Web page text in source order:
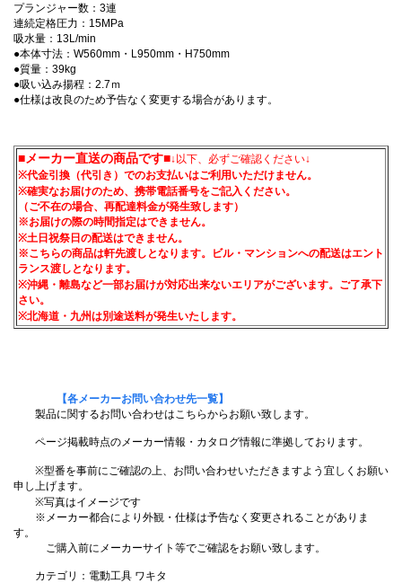
プランジャー数：3連
連続定格圧力：15MPa
吸水量：13L/min
●本体寸法：W560mm・L950mm・H750mm
●質量：39kg
●吸い込み揚程：2.7ｍ
●仕様は改良のため予告なく変更する場合があります。
■メーカー直送の商品です■↓以下、必ずご確認ください↓
※代金引換（代引き）でのお支払いはご利用いただけません。
※確実なお届けのため、携帯電話番号をご記入ください。
（ご不在の場合、再配達料金が発生致します）
※お届けの際の時間指定はできません。
※土日祝祭日の配送はできません。
※こちらの商品は軒先渡しとなります。ビル・マンションへの配送はエント
ランス渡しとなります。
※沖縄・離島など一部お届けが対応出来ないエリアがございます。ご了承下
さい。
※北海道・九州は別途送料が発生いたします。
【各メーカーお問い合わせ先一覧】
製品に関するお問い合わせはこちらからお願い致します。
ページ掲載時点のメーカー情報・カタログ情報に準拠しております。
※型番を事前にご確認の上、お問い合わせいただきますよう宜しくお願い
申し上げます。
※写真はイメージです
※メーカー都合により外観・仕様は予告なく変更されることがありま
す。
ご購入前にメーカーサイト等でご確認をお願い致します。
カテゴリ：電動工具 ワキタ